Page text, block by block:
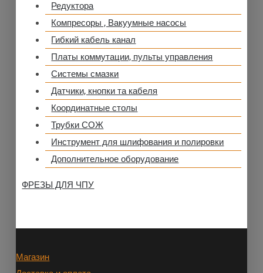
Редуктора
Компресоры , Вакуумные насосы
Гибкий кабель канал
Платы коммутации, пульты управления
Системы смазки
Датчики, кнопки та кабеля
Координатные столы
Трубки СОЖ
Инструмент для шлифования и полировки
Дополнительное оборудование
ФРЕЗЫ ДЛЯ ЧПУ
Магазин